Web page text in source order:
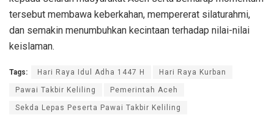
tersebut membawa keberkahan, mempererat silaturahmi,
dan semakin menumbuhkan kecintaan terhadap nilai-nilai
keislaman.
Tags: Hari Raya Idul Adha 1447 H Hari Raya Kurban
Pawai Takbir Keliling Pemerintah Aceh
Sekda Lepas Peserta Pawai Takbir Keliling